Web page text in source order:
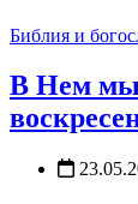
Библия и
В Нем мы